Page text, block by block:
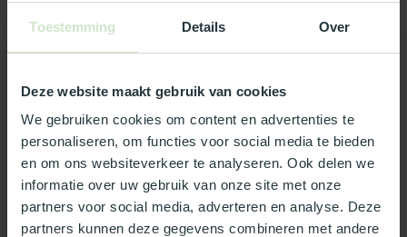
Toestemming Details Over
Deze website maakt gebruik van cookies
We gebruiken cookies om content en advertenties te
personaliseren, om functies voor social media te bieden
en om ons websiteverkeer te analyseren. Ook delen we
informatie over uw gebruik van onze site met onze
partners voor social media, adverteren en analyse. Deze
partners kunnen deze gegevens combineren met andere
Productomschrijving
Specificaties
Reviews